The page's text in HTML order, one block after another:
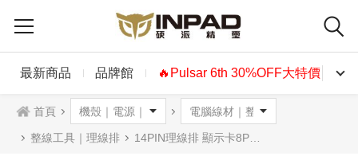
最新商品 品牌館 🔥Pulsar 6th 30%OFF大特價🔥
首頁
整線工具｜理線排 14PIN理線排 顯示卡8PIN+6PIN 黑 透明白